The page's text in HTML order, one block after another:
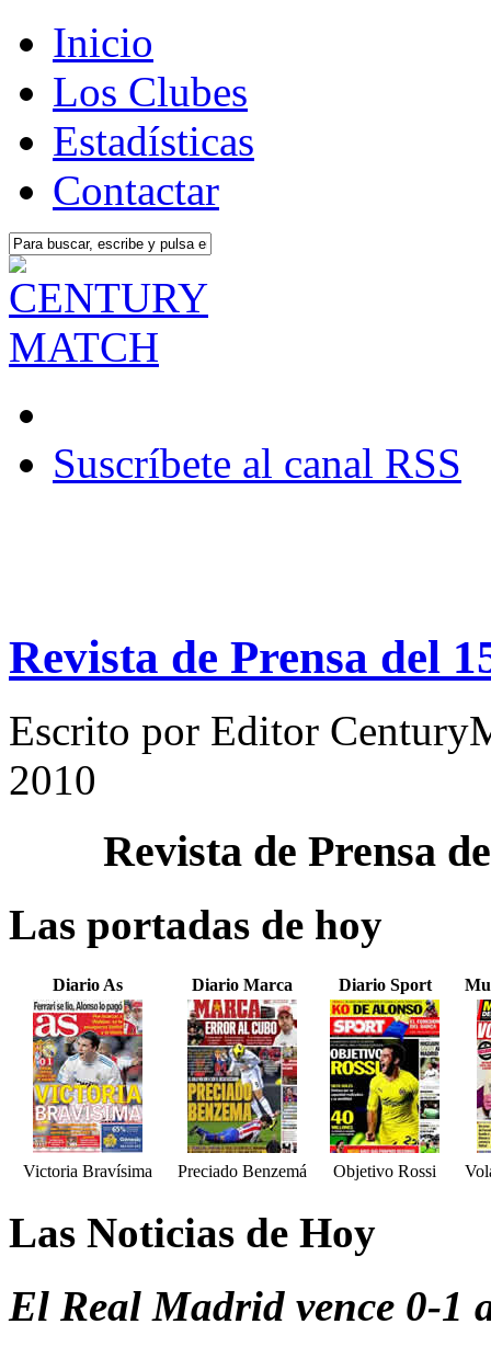
Inicio
Los Clubes
Estadísticas
Contactar
Suscríbete al canal RSS
Revista de Prensa del
Escrito por Editor
2010
Revista de Prensa
Las portadas de hoy
Diario As Diario Marca Diario Sport
Victoria Bravísima Preciado Benzemá Objetivo Rossi
Las Noticias de Hoy
El Real Madrid vence 0-1